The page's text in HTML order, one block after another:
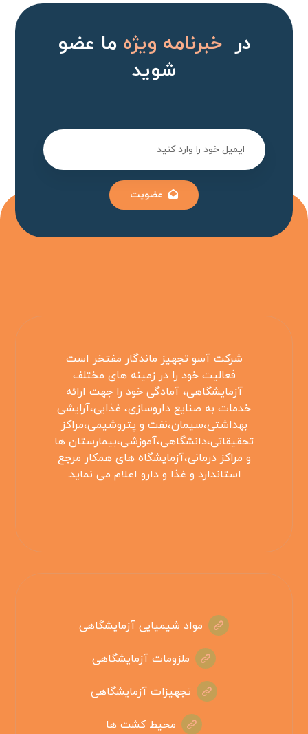
درخبرنامه ویژهما عضو
شوید
عضویت
شرکت آسو تجهیز ماندگار مفتخر است
فعالیت خود را در زمینه های مختلف
آزمایشگاهی، آمادگی خود را جهت ارائه
خدمات به صنایع داروسازی، غذایی،آرایشی
بهداشتی،سیمان،نفت و پتروشیمی،مراکز
تحقیقاتی،دانشگاهی،آموزشی،بیمارستان ها
و مراکز درمانی،آزمایشگاه های همکار مرجع
استاندارد و غذا و دارو اعلام می نماید.
مواد شیمیایی آزمایشگاهی
ملزومات آزمایشگاهی
تجهیزات آزمایشگاهی
محیط کشت ها